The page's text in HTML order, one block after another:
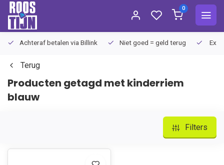
0
Achteraf betalen via Billink Niet goed = geld terug
Terug
Producten getagd met kinderriem
blauw
Filters